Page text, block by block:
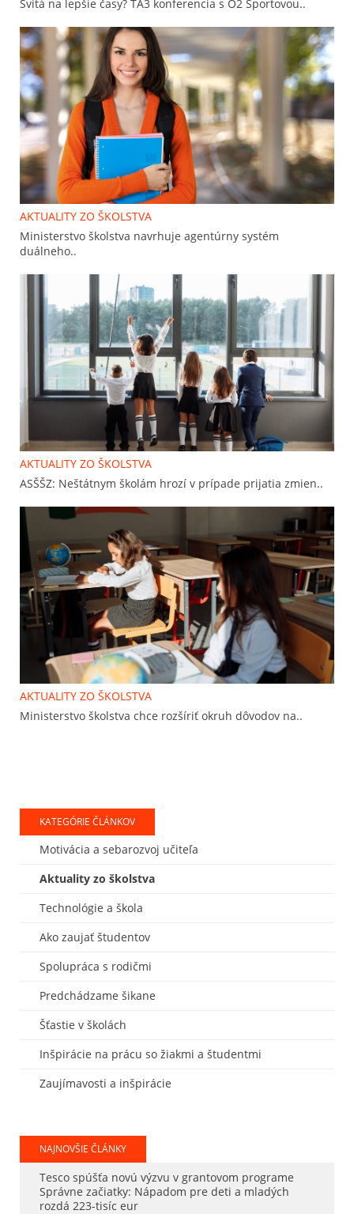
Svitá na lepšie časy? TA3 konferencia s O2 Športovou..
AKTUALITY ZO ŠKOLSTVA
Ministerstvo školstva navrhuje agentúrny systém
duálneho..
AKTUALITY ZO ŠKOLSTVA
ASŠŠZ: Neštátnym školám hrozí v prípade prijatia zmien..
AKTUALITY ZO ŠKOLSTVA
Ministerstvo školstva chce rozšíriť okruh dôvodov na..
KATEGÓRIE ČLÁNKOV
Motivácia a sebarozvoj učiteľa
Aktuality zo školstva
Technológie a škola
Ako zaujať študentov
Spolupráca s rodičmi
Predchádzame šikane
Šťastie v školách
Inšpirácie na prácu so žiakmi a študentmi
Zaujímavosti a inšpirácie
NAJNOVŠIE ČLÁNKY
Tesco spúšťa novú výzvu v grantovom programe
Správne začiatky: Nápadom pre deti a mladých
rozdá 223-tisíc eur